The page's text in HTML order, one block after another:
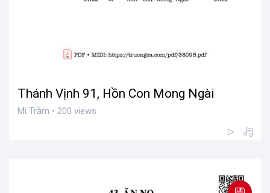
Thánh Vịnh 91, Hồn Con Mong Ngài
Mi Trầm • 200 views